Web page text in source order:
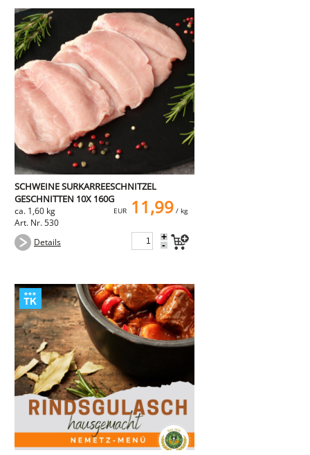
SCHWEINE SURKARREESCHNITZEL
GESCHNITTEN 10X 160G
ca. 1,60 kg
Art. Nr. 530
EUR 11,99/ kg
Details +
-